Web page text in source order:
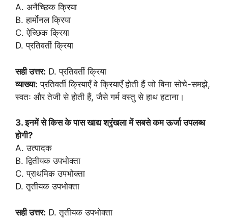
A. अनैच्छिक क्रिया
B. हार्मोनल क्रिया
C. ऐच्छिक क्रिया
D. प्रतिवर्ती क्रिया
सही उत्तर: D. प्रतिवर्ती क्रिया
व्याख्या: प्रतिवर्ती क्रियाएँ वे क्रियाएँ होती हैं जो बिना सोचे-समझे,
स्वतः और तेजी से होती हैं, जैसे गर्म वस्तु से हाथ हटाना।
3. इनमें से किस के पास खाद्य श्रृंखला में सबसे कम ऊर्जा उपलब्ध
होगी?
A. उत्पादक
B. द्वितीयक उपभोक्ता
C. प्राथमिक उपभोक्ता
D. तृतीयक उपभोक्ता
सही उत्तर: D. तृतीयक उपभोक्ता